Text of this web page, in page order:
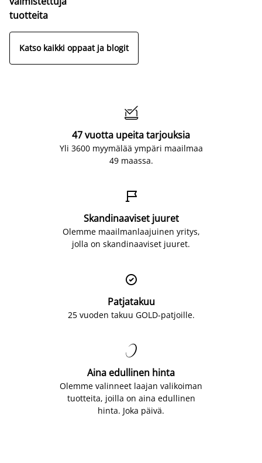
tuotteita
Katso kaikki oppaat ja blogit

47 vuotta upeita tarjouksia
Yli 3600 myymälää ympäri maailmaa
49 maassa.

Skandinaaviset juuret
Olemme maailmanlaajuinen yritys,
jolla on skandinaaviset juuret.

Patjatakuu
25 vuoden takuu GOLD-patjoille.

Aina edullinen hinta
Olemme valinneet laajan valikoiman
tuotteita, joilla on aina edullinen
hinta. Joka päivä.